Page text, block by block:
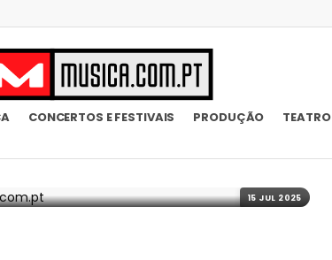
CONCERTOS E FESTIVAIS PRODUÇÃO TEATRO
15 JUL 2025